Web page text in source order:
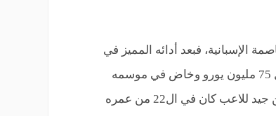
الإسبانية، فبعد أدائه المميز في
مونديال البرازيل انتقل للريال قادماً من موناكو مقابل 75 مليون يورو وخاض في موسمه
الأول 46 مباراة سجل خلالها 17 هدفاً وهو رقم أكثر من جيد للاعب كان في ال22 من عمره